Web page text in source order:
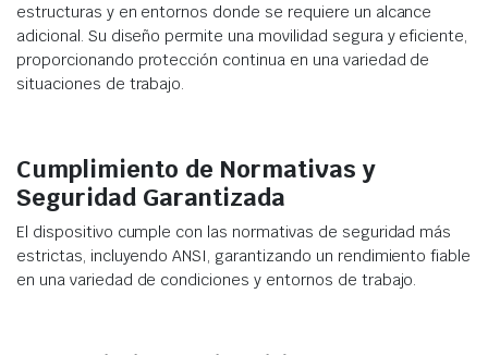
estructuras y en entornos donde se requiere un alcance
adicional. Su diseño permite una movilidad segura y eficiente,
proporcionando protección continua en una variedad de
situaciones de trabajo.
Cumplimiento de Normativas y
Seguridad Garantizada
El dispositivo cumple con las normativas de seguridad más
estrictas, incluyendo ANSI, garantizando un rendimiento fiable
en una variedad de condiciones y entornos de trabajo.